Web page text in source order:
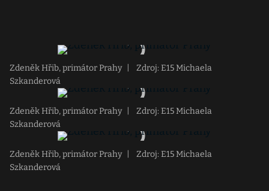
Zdeněk Hřib, primátor Prahy
Zdroj: E15 Michaela
Szkanderová
Zdeněk Hřib, primátor Prahy
Zdroj: E15 Michaela
Szkanderová
Zdeněk Hřib, primátor Prahy
Zdroj: E15 Michaela
Szkanderová